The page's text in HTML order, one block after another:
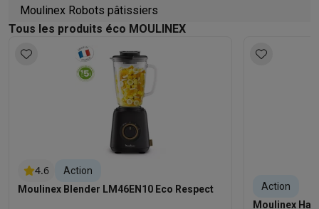
Moulinex Robots pâtissiers
Tous les produits éco MOULINEX
4.6
Action
Moulinex Blender LM46EN10 Eco Respect
Action
Moulinex